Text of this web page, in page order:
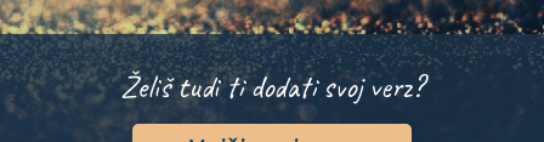
Želiš tudi ti dodati svoj verz?